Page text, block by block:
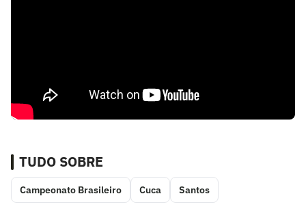
TUDO SOBRE
Campeonato Brasileiro Cuca Santos